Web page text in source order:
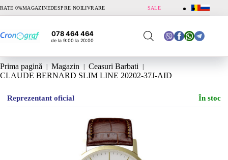
RATE 0%MAGAZINEDESPRE NOILIVRARE SALE
078 464 464
de la 9:00 la 20:00
Prima pagină Magazin
Ceasuri Barbati
CLAUDE BERNARD SLIM LINE 20202-37J-AID
Reprezentant oficial În stoc